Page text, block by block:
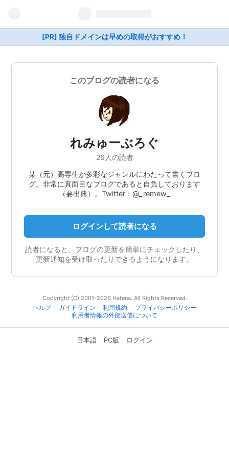
[PR] 独自ドメインは早めの取得がおすすめ！
このブログの読者になる
れみゅーぶろぐ
26人の読者
某（元）高専生が多彩なジャンルにわたって書くブロ
グ。非常に真面目なブログであると自負しております
（要出典）。Twitter：@_remew_
ログインして読者になる
読者になると、ブログの更新を簡単にチェックしたり、
更新通知を受け取ったりできるようになります。
Copyright (C) 2001-2026 Hatena. All Rights Reserved.
ヘルプ
ガイドライン 利用規約
プライバシーポリシー
利用者情報の外部送信について
日本語 PC版 ログイン